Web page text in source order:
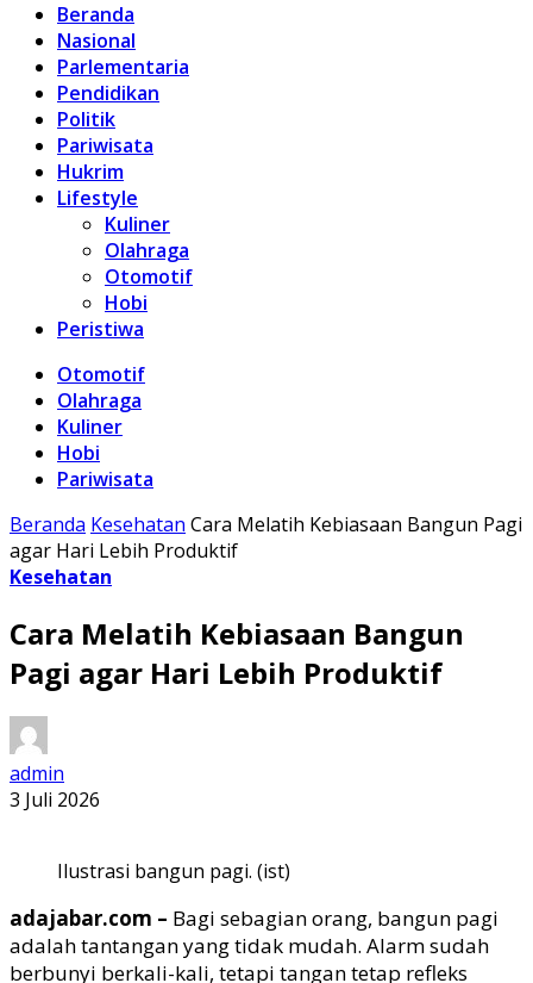
Beranda
Nasional
Parlementaria
Pendidikan
Politik
Pariwisata
Hukrim
Lifestyle
Kuliner
Olahraga
Otomotif
Hobi
Peristiwa
Otomotif
Olahraga
Kuliner
Hobi
Pariwisata
Beranda Kesehatan Cara Melatih Kebiasaan Bangun Pagi
agar Hari Lebih Produktif
Kesehatan
Cara Melatih Kebiasaan Bangun
Pagi agar Hari Lebih Produktif
admin
3 Juli 2026
Ilustrasi bangun pagi. (ist)
adajabar.com – Bagi sebagian orang, bangun pagi
adalah tantangan yang tidak mudah. Alarm sudah
berbunyi berkali-kali, tetapi tangan tetap refleks